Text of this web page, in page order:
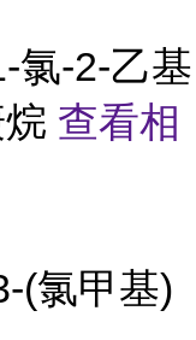
氯-2-乙基
查看相
(氯甲基)